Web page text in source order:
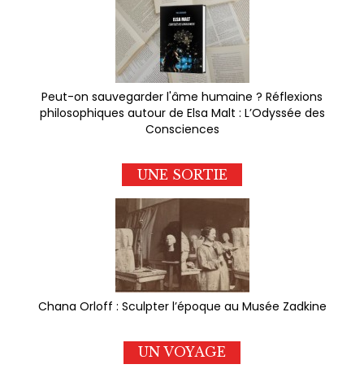
Peut-on sauvegarder l'âme humaine ? Réflexions
philosophiques autour de Elsa Malt : L’Odyssée des
Consciences
UNE SORTIE
Chana Orloff : Sculpter l’époque au Musée Zadkine
UN VOYAGE